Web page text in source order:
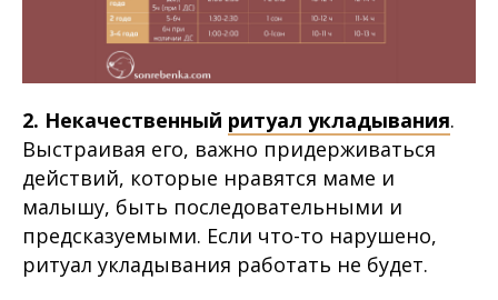
2. Некачественный ритуал укладывания.
Выстраивая его, важно придерживаться
действий, которые нравятся маме и
малышу, быть последовательными и
предсказуемыми. Если что-то нарушено,
ритуал укладывания работать не будет.